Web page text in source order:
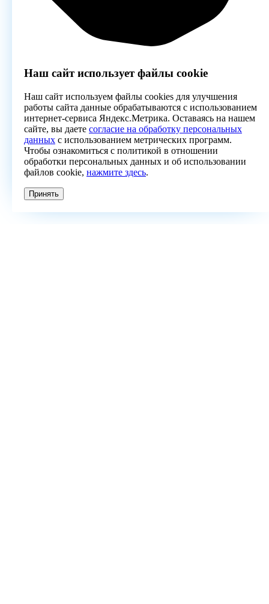
Наш сайт использует файлы cookie
Наш сайт используем файлы cookies для улучшения
работы сайта данные обрабатываются с использованием
интернет-сервиса Яндекс.Метрика. Оставаясь на нашем
сайте, вы даете согласие на обработку персональных
данных с использованием метрических программ.
Чтобы ознакомиться с политикой в отношении
обработки персональных данных и об использовании
файлов cookie, нажмите здесь.
Принять